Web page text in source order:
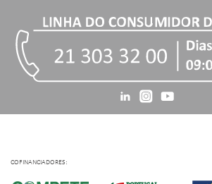
COFINANCIADORES: